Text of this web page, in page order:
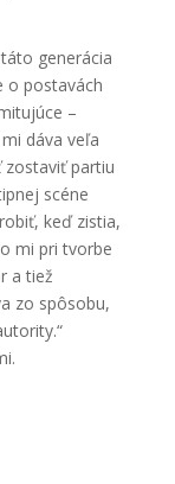
generácia
o postavách
–
dáva veľa
partiu
scéne
keď zistia,
mi pri tvorbe
a tiež
zo spôsobu,